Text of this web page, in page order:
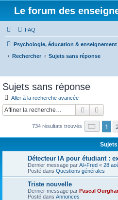
Le forum des
FAQ
Psychologie, éducation &
Rechercher
Sujets sans réponse
Sujets sans réponse
Aller à la recherche avancée
Rechercher
734 résultats trouvés Page 1
1
Sujets
Détecteur IA pour étudiant :
Dernier message par Al+Fred « 28
Posté dans Questions générales
Triste nouvelle
Dernier message par Pascal
Posté dans Annonces